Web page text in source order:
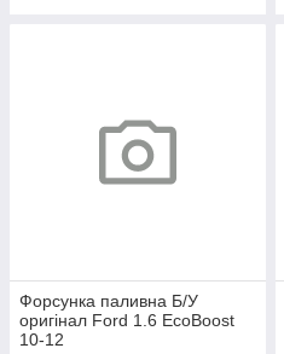
Форсунка паливна Б/У
оригінал Ford 1.6 EcoBoost
10-12